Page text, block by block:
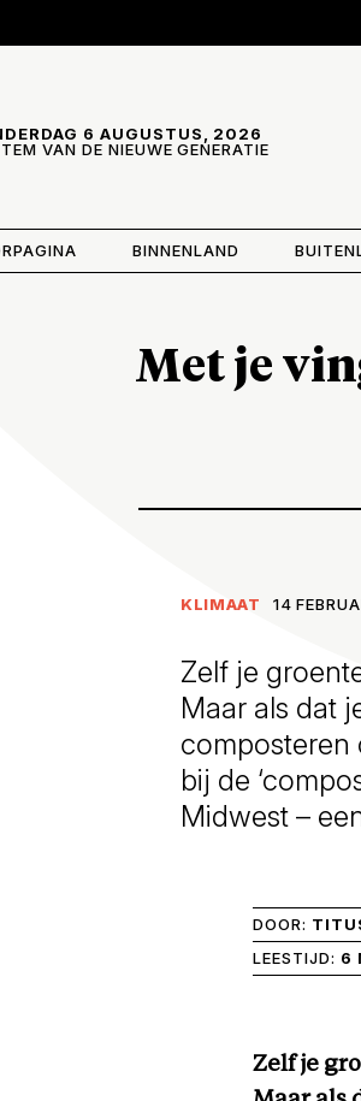
6 AUGUSTUS, 2026
VAN DE NIEUWE GENERATIE
BINNENLAND
Met je
KLIMAAT 14
Zelf je
Maar als dat
composteren
bij de
Midwest –
DOOR:
LEESTIJD: 6
Zelf je